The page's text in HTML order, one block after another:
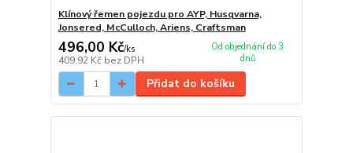
Klínový řemen pojezdu pro AYP, Husqvarna,
Jonsered, McCulloch, Ariens, Craftsman
496,00 Kč/ks
409,92 Kč bez DPH
Od objednání do 3
dnů
Přidat do košíku